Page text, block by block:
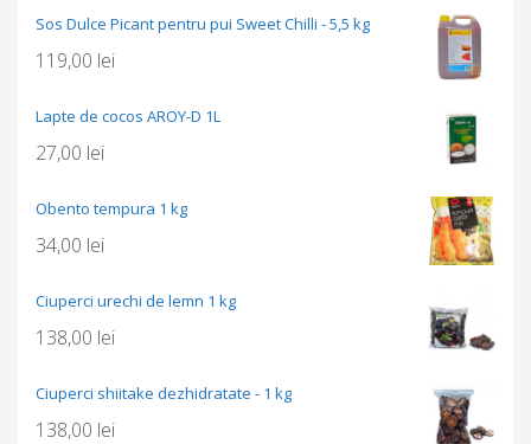
Sos Dulce Picant pentru pui Sweet Chilli - 5,5 kg
119,00 lei
Lapte de cocos AROY-D 1L
27,00 lei
Obento tempura 1 kg
34,00 lei
Ciuperci urechi de lemn 1 kg
138,00 lei
Ciuperci shiitake dezhidratate - 1 kg
138,00 lei